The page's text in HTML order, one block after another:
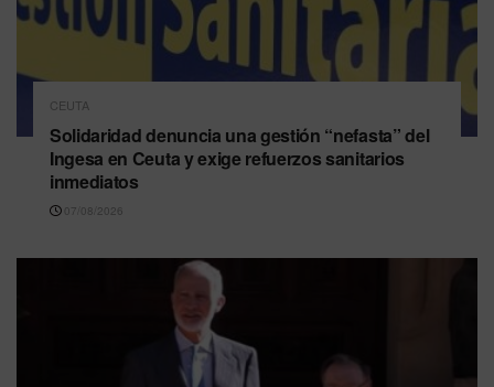
CEUTA
Solidaridad denuncia una gestión “nefasta” del
Ingesa en Ceuta y exige refuerzos sanitarios
inmediatos
07/08/2026